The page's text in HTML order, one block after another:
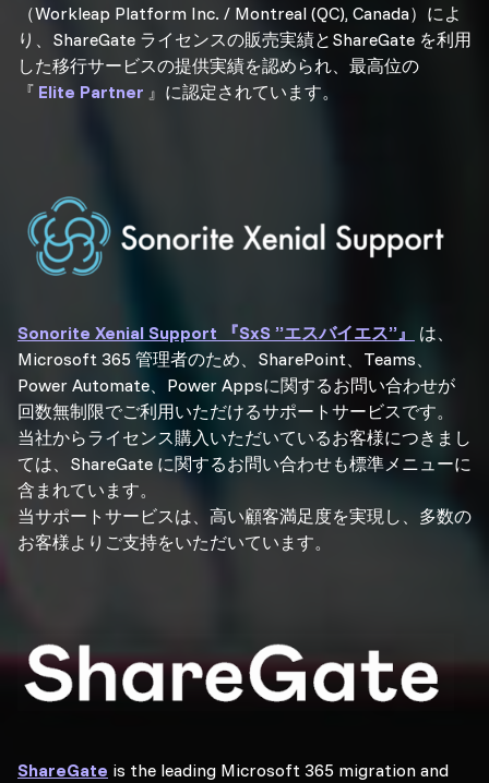
（Workleap Platform Inc. / Montreal (QC), Canada）によ
り、ShareGate ライセンスの販売実績とShareGate を利用
した移行サービスの提供実績を認められ、最高位の
『 Elite Partner 』に認定されています。
Sonorite Xenial Support 『SxS ”エスバイエス”』
は、
Microsoft 365 管理者のため、SharePoint、Teams、
Power Automate、Power Appsに関するお問い合わせが
回数無制限でご利用いただけるサポートサービスです。
当社からライセンス購入いただいているお客様につきまし
ては、ShareGate に関するお問い合わせも標準メニューに
含まれています。
当サポートサービスは、高い顧客満足度を実現し、多数の
お客様よりご支持をいただいています。
ShareGate is the leading Microsoft 365 migration and